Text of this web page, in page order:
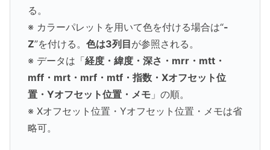
る。
※ カラーパレットを用いて色を付ける場合は“-
Z”を付ける。 色は3列目が参照される。
※ データは「経度・緯度・深さ・mrr・mtt・
mff・mrt・mrf・mtf・指数・Xオフセット位
置・Yオフセット位置・メモ」の順。
※ Xオフセット位置・Yオフセット位置・メモは省
略可。